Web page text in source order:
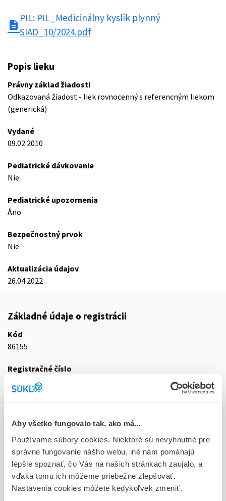
Aby všetko fungovalo tak, ako má...
Používame súbory cookies. Niektoré sú nevyhnutné pre
správne fungovanie nášho webu, iné nám pomáhajú
lepšie spoznať, čo Vás na našich stránkach zaujalo, a
vďaka tomu ich môžeme priebežne zlepšovať.
Nastavenia cookies môžete kedykoľvek zmeniť.
description
PIL: PIL_Medicinálny kyslík plynný
SIAD_10/2024.pdf
Popis lieku
Právny základ žiadosti
Odkazovaná žiadost - liek rovnocenný s referencným liekom
(generická)
Vydané
09.02.2010
Pediatrické dávkovanie
Nie
Pediatrické upozornenia
Áno
Bezpečnostný prvok
Nie
Aktualizácia údajov
26.04.2022
Základné údaje o registrácii
Kód
86155
Registračné číslo
87/0850/09-S
Doplnok
fľ.tlak.oceľ.+štand.ventil bez spät.klap.s prípoj.W 21,8x1/14")
Stav
D - Registrácia bez obmedzenia platnosti
Typ registračnej procedúry